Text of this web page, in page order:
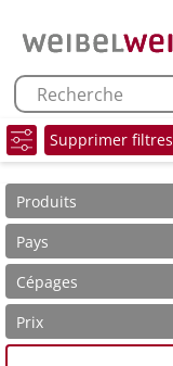
Supprimer filtres
Produits
Pays
Cépages
Prix